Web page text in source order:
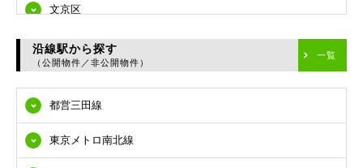
文京区
台東区
江東区
品川区
沿線駅から探す
（公開物件／非公開物件）
一覧
都営三田線
東京メトロ南北線